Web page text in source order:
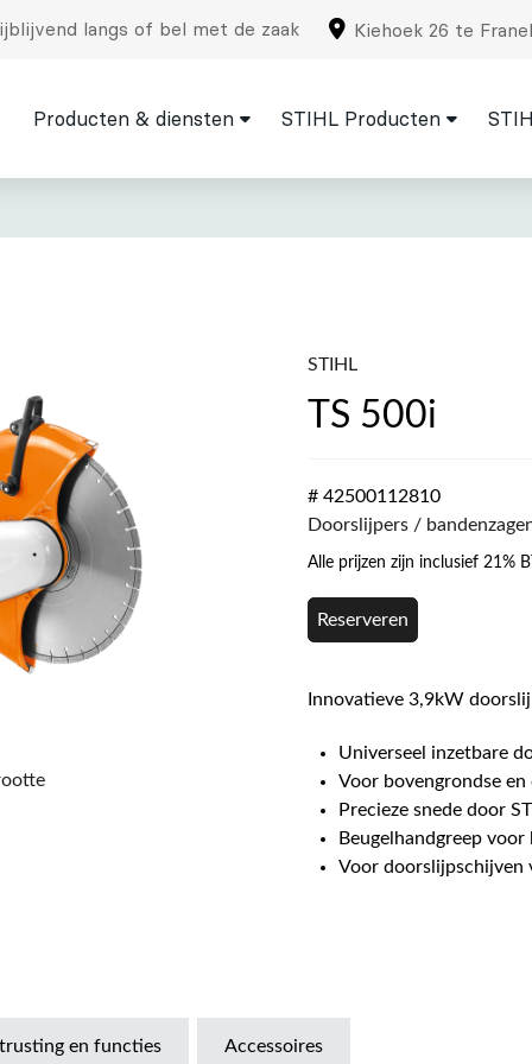
langs of bel met de zaak Kiehoek 26 te
Producten & diensten STIHL Producten
STIHL
TS 500i
# 42500112810
Doorslijpers /
Alle prijzen zijn inclusief 21%
Reserveren
Innovatieve 3,9kW
Universeel inzetbare
Voor bovengrondse
Precieze snede door
Beugelhandgreep
Voor doorslijpschijven
en functies Accessoires